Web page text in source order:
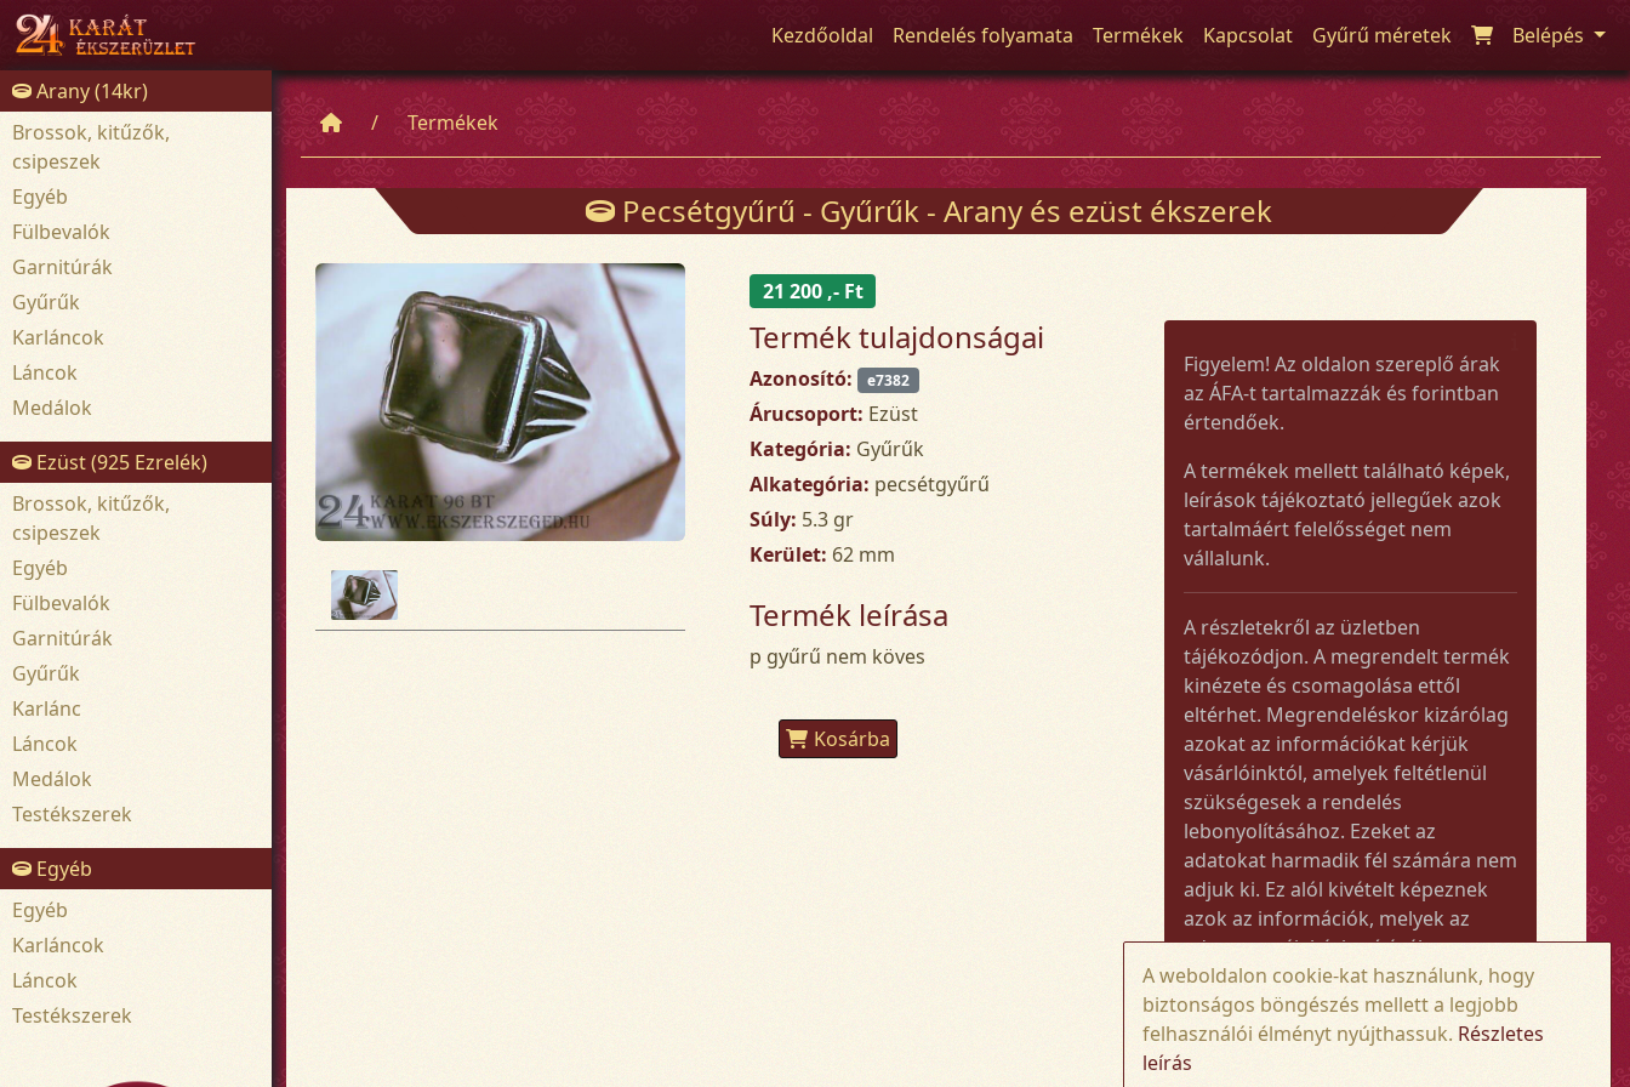
Kezdőoldal Rendelés folyamata Termékek Kapcsolat Gyűrű méretek Belépés
Arany (14kr)
Brossok, kitűzők,
csipeszek
Egyéb
Fülbevalók
Garnitúrák
Gyűrűk
Karláncok
Láncok
Medálok
Ezüst (925 Ezrelék)
Brossok, kitűzők,
csipeszek
Egyéb
Fülbevalók
Garnitúrák
Gyűrűk
Karlánc
Láncok
Medálok
Testékszerek
Egyéb
Egyéb
Karláncok
Láncok
Testékszerek
Termékek
Pecsétgyűrű - Gyűrűk - Arany és ezüst ékszerek
21 200 ,- Ft
Termék tulajdonságai
Azonosító: e7382
Árucsoport: Ezüst
Kategória: Gyűrűk
Alkategória: pecsétgyűrű
Súly: 5.3 gr
Kerület: 62 mm
Termék leírása
p gyűrű nem köves
Kosárba
Figyelem! Az oldalon szereplő árak
az ÁFA-t tartalmazzák és forintban
értendőek.
A termékek mellett található képek,
leírások tájékoztató jellegűek azok
tartalmáért felelősséget nem
vállalunk.
A részletekről az üzletben
tájékozódjon. A megrendelt termék
kinézete és csomagolása ettől
eltérhet. Megrendeléskor kizárólag
azokat az információkat kérjük
vásárlóinktól, amelyek feltétlenül
szükségesek a rendelés
lebonyolításához. Ezeket az
adatokat harmadik fél számára nem
adjuk ki. Ez alól kivételt képeznek
azok az információk, melyek az
adott termék kézbesítéséhez vagy
kiszállításához szükségesek.
Amennyiben a megrendelt termék
összege meghaladja az 50.000 Ft-ot,
A weboldalon cookie-kat használunk, hogy
biztonságos böngészés mellett a legjobb
felhasználói élményt nyújthassuk. Részletes
leírás